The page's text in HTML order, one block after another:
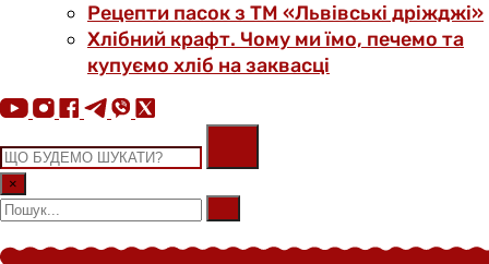
Рецепти пасок з ТМ «Львівські дріжджі»
Хлібний крафт. Чому ми їмо, печемо та
купуємо хліб на заквасці
×